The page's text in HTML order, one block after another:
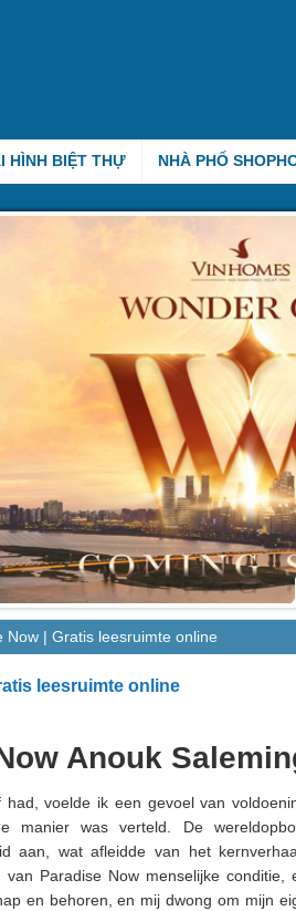
HÌNH BIỆT THỰ NHÀ PHỐ
Now | Gratis leesruimte online
leesruimte online
Anouk
voelde ik een gevoel van
manier was verteld. De
aan, wat afleidde van het
van Paradise Now menselijke
en behoren, en mij dwong om mijn